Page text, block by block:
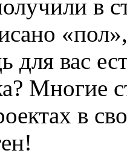
в
для вас
Многие
в